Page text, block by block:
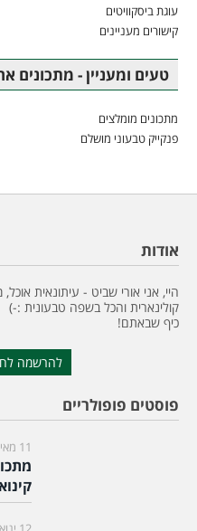
עוגת ביסקוויטים
קישורים מעניינים
טעים ומעניין - מתכונים
מתכונים מומלצים
פנקייק טבעוני מושלם
אודות
היי, אני אורי שביט - עיתונאית
קולינארית והכל בשפה טבעונית :-)
כיף שבאתם!
להרשמה
פוסטים פופולריים
11 מאי, 2013